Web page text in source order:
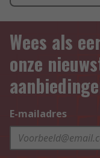
Wees als
onze
E-mailadres